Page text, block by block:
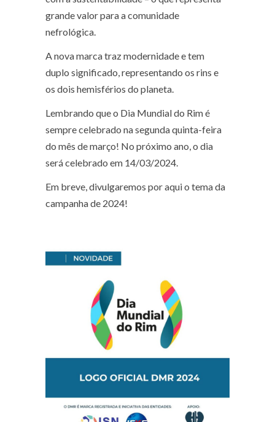
grande valor para a comunidade
nefrológica.
A nova marca traz modernidade e tem
duplo significado, representando os rins e
os dois hemisférios do planeta.
Lembrando que o Dia Mundial do Rim é
sempre celebrado na segunda quinta-feira
do mês de março! No próximo ano, o dia
será celebrado em 14/03/2024.
Em breve, divulgaremos por aqui o tema da
campanha de 2024!